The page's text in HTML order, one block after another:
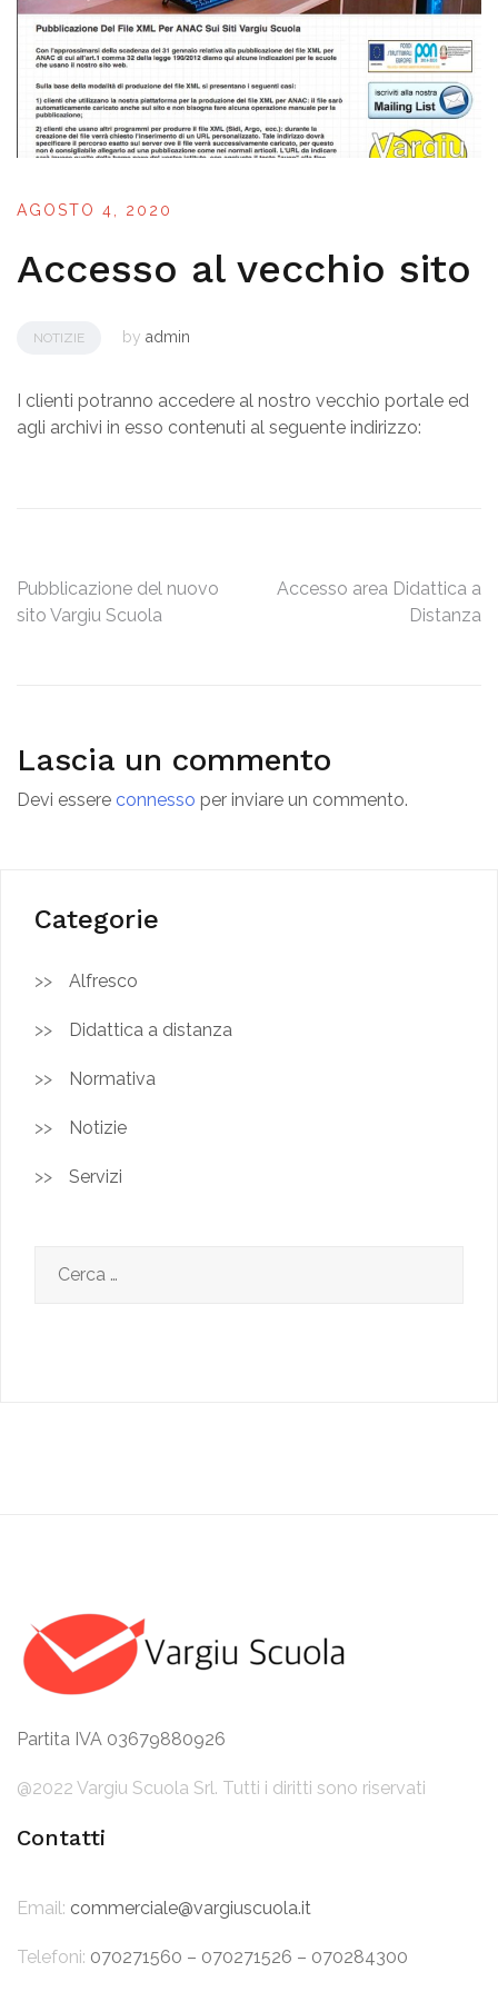
AGOSTO 4, 2020
Accesso al vecchio sito
NOTIZIE by admin
I clienti potranno accedere al nostro vecchio portale ed
agli archivi in esso contenuti al seguente indirizzo:
Navigazione
articoli
Pubblicazione del nuovo
sito Vargiu Scuola
Accesso area Didattica a
Distanza
Lascia un commento
Devi essere connesso per inviare un commento.
Categorie
Alfresco
Didattica a distanza
Normativa
Notizie
Servizi
per:
Partita IVA 03679880926
@2022 Vargiu Scuola Srl. Tutti i diritti sono riservati
Contatti
Email: commerciale@vargiuscuola.it
Telefoni: 070271560 – 070271526 – 070284300